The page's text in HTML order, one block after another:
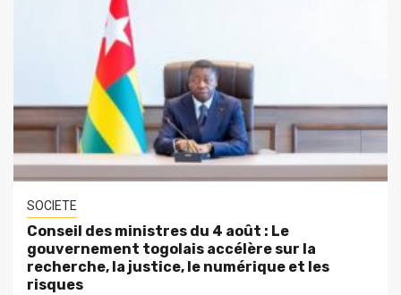
SOCIETE
Conseil des ministres du 4 août : Le
gouvernement togolais accélère sur la
recherche, la justice, le numérique et les
risques